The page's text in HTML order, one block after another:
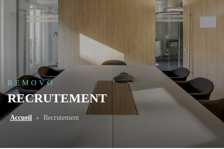
REMOVO
RECRUTEMENT
Accueil › Recrutement